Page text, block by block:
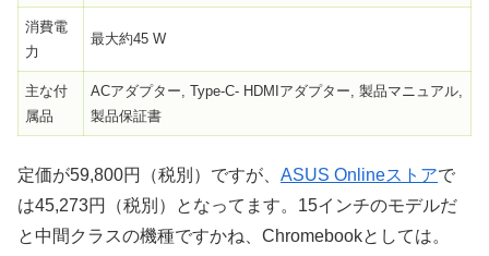
消費電
力
最大約45 W
主な付
属品
ACアダプター, Type-C- HDMIアダプター, 製品マニュアル,
製品保証書
定価が59,800円（税別）ですが、 ASUS Onlineストアで
は45,273円（税別）となってます。15インチのモデルだ
と中間クラスの機種ですかね、Chromebookとしては。